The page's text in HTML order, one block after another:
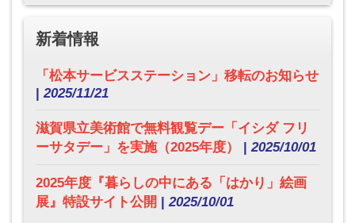
新着情報
「松本サービスステーション」移転のお知らせ
|2025/11/21
滋賀県立美術館で無料観覧デー「イシダ フリ
ーサタデー」を実施（2025年度）
|2025/10/01
2025年度『暮らしの中にある「はかり」絵画
展』特設サイト公開 |2025/10/01